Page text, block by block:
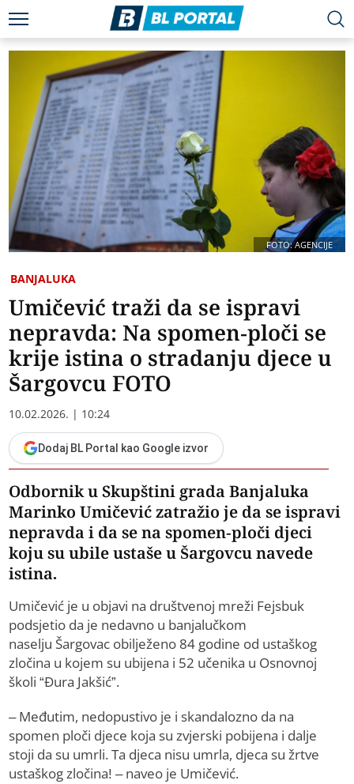
FOTO: AGENCIJE
BANJALUKA
Umičević traži da se ispravi
nepravda: Na spomen-ploči se
krije istina o stradanju djece u
Šargovcu FOTO
10.02.2026. | 10:24
Dodaj BL Portal kao Google izvor
Odbornik u Skupštini grada Banjaluka
Marinko Umičević zatražio je da se ispravi
nepravda i da se na spomen-ploči djeci
koju su ubile ustaše u Šargovcu navede
istina.
Umičević je u objavi na društvenoj mreži Fejsbuk
podsjetio da je nedavno u banjalučkom
naselju Šargovac obilježeno 84 godine od ustaškog
zločina u kojem su ubijena i 52 učenika u Osnovnoj
školi “Đura Jakšić”.
– Međutim, nedopustivo je i skandalozno da na
spomen ploči djece koja su zvjerski pobijena i dalje
stoji da su umrli. Ta djeca nisu umrla, djeca su žrtve
ustaškog zločina! – naveo je Umičević.